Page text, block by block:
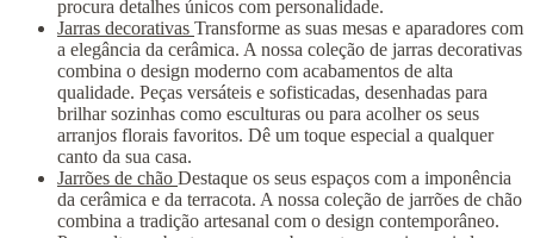
procura detalhes únicos com personalidade.
Jarras decorativas Transforme as suas mesas e aparadores com
a elegância da cerâmica. A nossa coleção de jarras decorativas
combina o design moderno com acabamentos de alta
qualidade. Peças versáteis e sofisticadas, desenhadas para
brilhar sozinhas como esculturas ou para acolher os seus
arranjos florais favoritos. Dê um toque especial a qualquer
canto da sua casa.
Jarrões de chão Destaque os seus espaços com a imponência
da cerâmica e da terracota. A nossa coleção de jarrões de chão
combina a tradição artesanal com o design contemporâneo.